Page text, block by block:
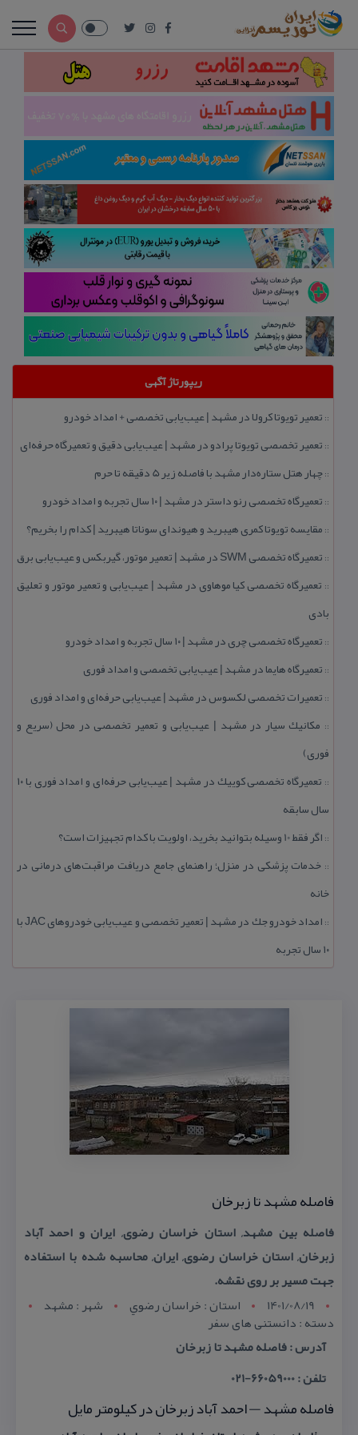
ریپورتاژ آگهی
:: تعمیر تویوتا كرولا در مشهد | عیب‌یابی تخصصی + امداد خودرو
:: تعمیر تخصصی تویوتا پرادو در مشهد | عیب‌یابی دقیق و تعمیرگاه حرفه‌ای
::چهار هتل‌ ستاره‌دار مشهد با فاصله زیر 5 دقیقه تا حرم
:: تعمیرگاه تخصصی رنو داستر در مشهد | ۱۰ سال تجربه و امداد خودرو
:: مقایسه تویوتا كمری هیبرید و هیوندای سوناتا هیبرید | كدام را بخریم؟
:: تعمیرگاه تخصصی SWM در مشهد | تعمیر موتور، گیربكس و عیب‌یابی برق
:: تعمیرگاه تخصصی كیا موهاوی در مشهد | عیب‌یابی و تعمیر موتور و تعلیق
بادی
:: تعمیرگاه تخصصی چری در مشهد | ۱۰ سال تجربه و امداد خودرو
:: تعمیرگاه هایما در مشهد | عیب‌یابی تخصصی و امداد فوری
:: تعمیرات تخصصی لكسوس در مشهد | عیب‌یابی حرفه‌ای و امداد فوری
:: مكانیك سیار در مشهد | عیب‌یابی و تعمیر تخصصی در محل (سریع و
فوری)
::
تعمیرگاه تخصصی كوییك در مشهد | عیب‌یابی حرفه‌ای و امداد فوری با ۱۰
سال سابقه
:: اگر فقط 10 وسیله بتوانید بخرید، اولویت با كدام تجهیزات است؟
:: خدمات پزشكی در منزل؛ راهنمای جامع دریافت مراقبت‌های درمانی در
خانه
::
امداد خودرو جك در مشهد | تعمیر تخصصی و عیب‌یابی خودروهای JAC با
۱۰ سال تجربه
فاصله مشهد تا زبرخان
فاصله بین مشهد, استان خراسان رضوی, ایران و احمد آباد
زبرخان, استان خراسان رضوی, ایران, محاسبه شده با استفاده
جهت مسیر بر روی نقشه.
1401/08/19
استان : خراسان رضوي شهر : مشهد
دسته : دانستنی های سفر
آدرس : فاصله مشهد تا زبرخان
تلفن : 66059000-021
فاصله مشهد — احمد آباد زبرخان در كیلومتر مایل